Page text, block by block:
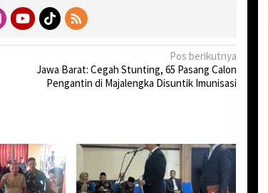
Pos berikutnya
Jawa Barat: Cegah Stunting, 65 Pasang Calon
Pengantin di Majalengka Disuntik Imunisasi